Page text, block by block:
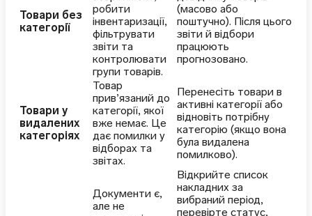
Товари без
категорії
робити
інвентаризації,
фільтрувати
звіти та
контролювати
групи товарів.
(масово або
поштучно). Після цього
звіти й відбори
працюють
прогнозовано.
Товари у
видалених
категоріях
Товар
прив’язаний до
категорії, якої
вже немає. Це
дає помилки у
відборах та
звітах.
Перенесіть товари в
активні категорії або
відновіть потрібну
категорію (якщо вона
була видалена
помилково).
Документи є,
але не
Відкрийте список
накладних за
вибраний період,
перевірте статус,